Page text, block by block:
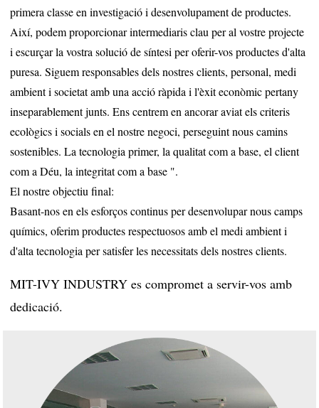
primera classe en investigació i desenvolupament de productes.
Així, podem proporcionar intermediaris clau per al vostre projecte
i escurçar la vostra solució de síntesi per oferir-vos productes d'alta
puresa. Siguem responsables dels nostres clients, personal, medi
ambient i societat amb una acció ràpida i l'èxit econòmic pertany
inseparablement junts. Ens centrem en ancorar aviat els criteris
ecològics i socials en el nostre negoci, perseguint nous camins
sostenibles. La tecnologia primer, la qualitat com a base, el client
com a Déu, la integritat com a base ".
El nostre objectiu final:
Basant-nos en els esforços continus per desenvolupar nous camps
químics, oferim productes respectuosos amb el medi ambient i
d'alta tecnologia per satisfer les necessitats dels nostres clients.
MIT-IVY INDUSTRY es compromet a servir-vos amb
dedicació.